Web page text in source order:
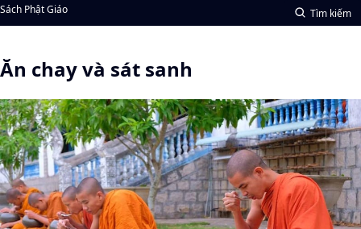
Sách Phật Giáo Tìm kiếm
Ăn chay và sát sanh